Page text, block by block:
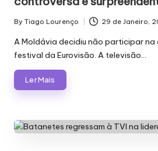
Posted
by
By Tiago Lourenço 29 de Janeiro,
A Moldávia decidiu não participar
festival da Eurovisão. A televisão…
Ler Mais